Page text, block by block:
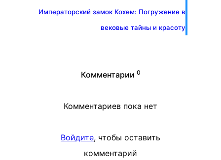
Императорский замок Кохем: Погружение в
вековые тайны и красоту
Комментарии 0
Комментариев пока нет
Войдите, чтобы оставить
комментарий